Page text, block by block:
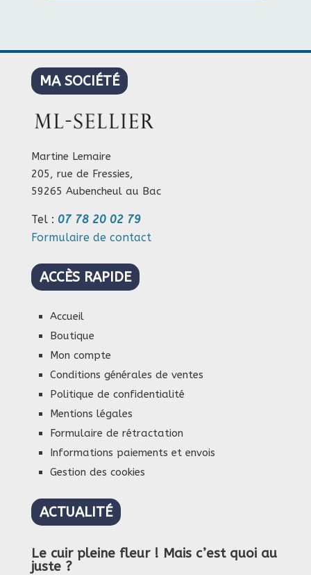
MA SOCIÉTÉ
Martine Lemaire
205, rue de Fressies,
59265 Aubencheul au Bac
Tel : 07 78 20 02 79
Formulaire de contact
ACCÈS RAPIDE
Accueil
Boutique
Mon compte
Conditions générales de ventes
Politique de confidentialité
Mentions légales
Formulaire de rétractation
Informations paiements et envois
Gestion des cookies
ACTUALITÉ
Le cuir pleine fleur ! Mais c’est quoi au
juste ?